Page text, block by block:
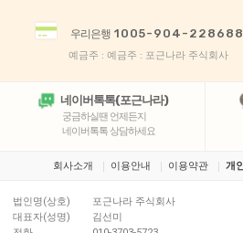
우리은행1005-904-228688
예금주 : 예금주 : 포근나라 주식회사
네이버톡톡(포근나라)
궁금하실땐 언제든지
네이버톡톡 상담하세요
회사소개 이용안내 이용약관 개
법인명(상호)
포근나라 주식회사
대표자(성명)
김선미